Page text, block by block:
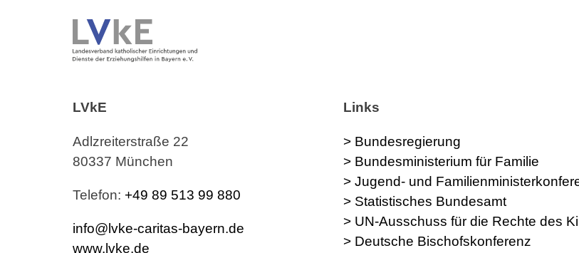
LVkE
Adlzreiterstraße 22
80337 München
Telefon: +49 89 513 99 880
info@lvke-caritas-bayern.de
www.lvke.de
Links
> Bundesregierung
> Bundesministerium für Familie
> Jugend- und
> Statistisches Bundesamt
> UN-Ausschuss für die Rechte des
> Deutsche Bischofskonferenz